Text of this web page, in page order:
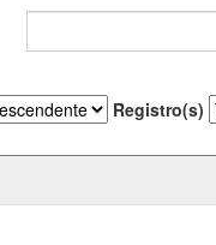
Registro(s)